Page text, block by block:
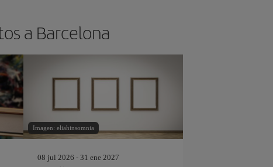
a Barcelona
Imagen: eliahinsomnia
08 jul 2026 - 31 ene 2027